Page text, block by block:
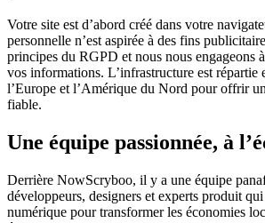
Votre site est d’abord créé dans votre
personnelle n’est aspirée à des fins
principes du RGPD et nous nous engageons
vos informations. L’infrastructure est répartie
l’Europe et l’Amérique du Nord pour offrir
fiable.
Une équipe passionnée, à
Derrière NowScryboo, il y a une équipe
développeurs, designers et experts produit
numérique pour transformer les économies